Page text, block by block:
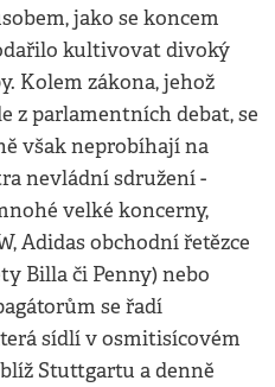
jako se koncem
kultivovat divoký
Kolem zákona, jehož
z parlamentních debat, se
však neprobíhají na
nevládní sdružení -
velké koncerny,
Adidas obchodní řetězce
Billa či Penny) nebo
se řadí
sídlí v osmitisícovém
Stuttgartu a denně